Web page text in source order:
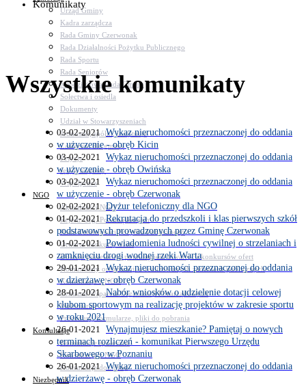
Urząd Gminy
Kadra zarządcza
Rada Gminy Czerwonak
Rada Działalności Pożytku Publicznego
Rada Sportu
Rada Seniorów
Młodzieżowa Rada Gminy
Sołectwa i osiedla
Dokumenty
Udział w Stowarzyszeniach
Jednostki, spółki, instytucje
Zasłużeni dla gminy
Petycje
Język migowy
Współpraca
NGO
Aktualności NGO
Rejestr Org. Pozarządowych
Rada Działalności Pożytku Publicznego
Otwarte konkursy ofert
Dotacje udzielone z pominięciem otwartych konkursów ofert
Komunikaty organizacji o realizowanych zadaniach publicznych
Konsultacje z NGO
Centrum Wsparcia Organizacji Pozarządowych
Wolontariat
Procedury, formularze, pliki do pobrania
Konsultacje
Konsultacje społeczne
Konsultacje z NGO
Konsultacje dot. dróg
Niezbędnik
Komunikaty
Wszystkie komunikaty
03-02-2021 Wykaz nieruchomości przeznaczonej do oddania
w użyczenie - obręb Kicin
03-02-2021 Wykaz nieruchomości przeznaczonej do oddania
w użyczenie - obręb Owińska
03-02-2021 Wykaz nieruchomości przeznaczonej do oddania
w użyczenie - obręb Czerwonak
02-02-2021 Dyżur telefoniczny dla NGO
01-02-2021 Rekrutacja do przedszkoli i klas pierwszych szkół
podstawowych prowadzonych przez Gminę Czerwonak
01-02-2021 Powiadomienia ludności cywilnej o strzelaniach i
zamknięciu drogi wodnej rzeki Warta
29-01-2021 Wykaz nieruchomości przeznaczonej do oddania
w dzierżawę - obręb Czerwonak
28-01-2021 Nabór wniosków o udzielenie dotacji celowej
klubom sportowym na realizację projektów w zakresie sportu
w roku 2021
26-01-2021 Wynajmujesz mieszkanie? Pamiętaj o nowych
terminach rozliczeń - komunikat Pierwszego Urzędu
Skarbowego w Poznaniu
26-01-2021 Wykaz nieruchomości przeznaczonej do oddania
w dzierżawę - obręb Czerwonak